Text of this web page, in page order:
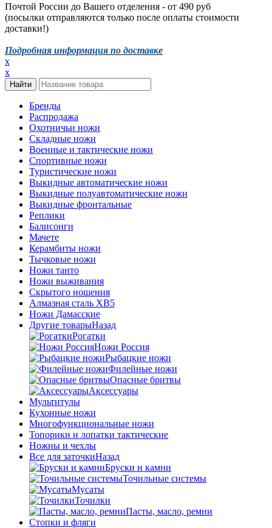
Почтой России до Вашего отделения - от 490 руб
(посылки отправляются только после оплаты стоимости
доставки!)
Подробная информация по доставке
x
x
Бренды
Распродажа
Охотничьи ножи
Складные ножи
Военные и тактические ножи
Спортивные ножи
Туристические ножи
Выкидные автоматические ножи
Выкидные полуавтоматические ножи
Выкидные фронтальные
Реплики
Балисонги
Мачете
Керамбиты ножи
Тычковые ножи
Ножи танто
Ножи выживания
Скрытого ношения
Алмазная сталь ХВ5
Ножи Дамасские
Другие товарыНазад
Рогатки
Ножи Россия
Рыбацкие ножи
Филейные ножи
Опасные бритвы
Аксессуары
Мультитулы
Кухонные ножи
Многофункциональные ножи
Топорики и лопатки тактические
Ножны и чехлы
Все для заточкиНазад
Бруски и камни
Точильные системы
Мусаты
Точилки
Пасты, масло, ремни
Стопки и фляги